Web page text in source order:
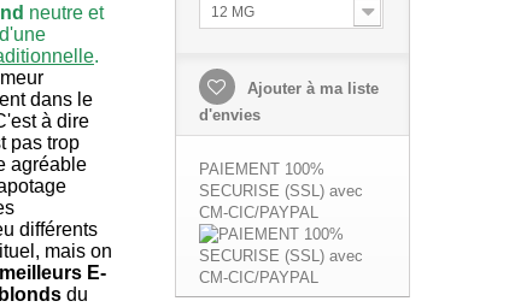
neutre et
.
dans le
à dire
pas trop
agréable
différents
mais on
meilleurs E-
du
12 MG
Ajouter à ma liste
d'envies
PAIEMENT 100%
SECURISE (SSL) avec
CM-CIC/PAYPAL